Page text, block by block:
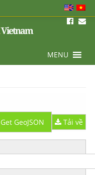
Vietnam
MENU
Get GeoJSON Tải về